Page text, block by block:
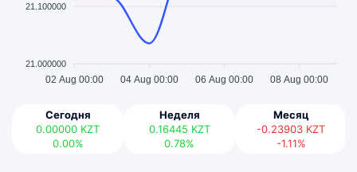
21.100000
21.000000
02 Aug 00:00 04 Aug 00:00 06 Aug 00:00 08 Aug 00:00
Сегодня
0.00000 KZT
0.00%
Неделя
0.16445 KZT
0.78%
Месяц
-0.23903 KZT
-1.11%